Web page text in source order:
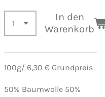
In den
Warenkorb
100g/ 6,30 € Grundpreis
50% Baumwolle 50%